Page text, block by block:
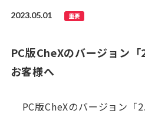
2023.05.01 重要
PC版CheXのバージョン
お客様へ
PC版CheXのバージョン「